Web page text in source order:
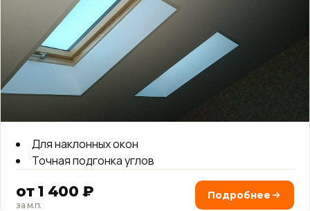
Для наклонных окон
Точная подгонка углов
от 1 400 ₽
за м.п.
Подробнее